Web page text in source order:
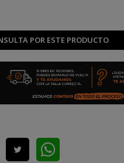
POR ESTE PRODUCTO